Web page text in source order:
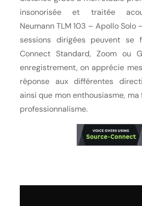
insonorisée et traitée
Neumann TLM 103 – Apollo Solo
sessions dirigées peuvent se
Connect Standard, Zoom ou
enregistrement, on apprécie
réponse aux différentes
ainsi que mon enthousiasme,
professionnalisme.